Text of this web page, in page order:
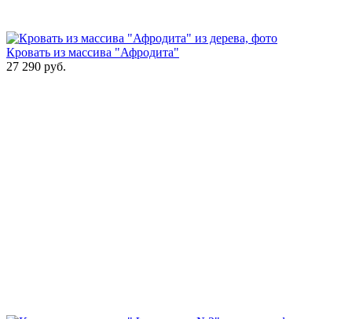
Кровать из массива "Афродита"
27 290 руб.